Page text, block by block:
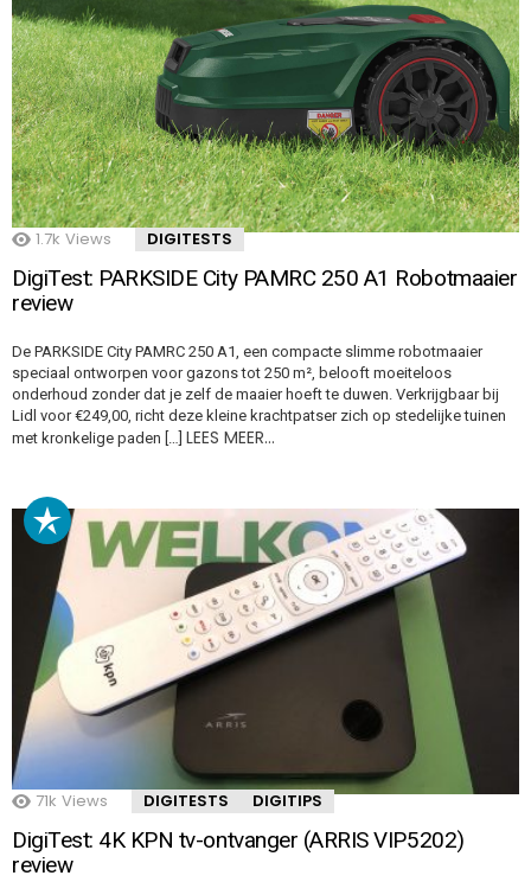
1.7k Views DIGITESTS
DigiTest: PARKSIDE City PAMRC 250 A1 Robotmaaier
review
De PARKSIDE City PAMRC 250 A1, een compacte slimme robotmaaier
speciaal ontworpen voor gazons tot 250 m², belooft moeiteloos
onderhoud zonder dat je zelf de maaier hoeft te duwen. Verkrijgbaar bij
Lidl voor €249,00, richt deze kleine krachtpatser zich op stedelijke tuinen
met kronkelige paden […] LEES MEER…
71k Views DIGITESTS DIGITIPS
DigiTest: 4K KPN tv-ontvanger (ARRIS VIP5202)
review